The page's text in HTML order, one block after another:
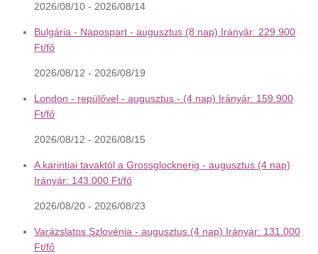
2026/08/10 - 2026/08/14
Bulgária - Napospart - augusztus (8 nap) Irányár: 229.900
Ft/fő
2026/08/12 - 2026/08/19
London - repülővel - augusztus - (4 nap) Irányár: 159.900
Ft/fő
2026/08/12 - 2026/08/15
A karintiai tavaktól a Grossglocknerig - augusztus (4 nap)
Irányár: 143.000 Ft/fő
2026/08/20 - 2026/08/23
Varázslatos Szlovénia - augusztus (4 nap) Irányár: 131.000
Ft/fő